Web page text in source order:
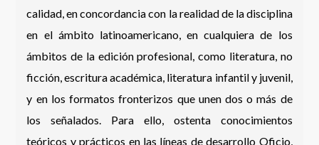
calidad, en concordancia con la realidad de la disciplina
en el ámbito latinoamericano, en cualquiera de los
ámbitos de la edición profesional, como literatura, no
ficción, escritura académica, literatura infantil y juvenil,
y en los formatos fronterizos que unen dos o más de
los señalados. Para ello, ostenta conocimientos
teóricos y prácticos en las líneas de desarrollo Oficio,